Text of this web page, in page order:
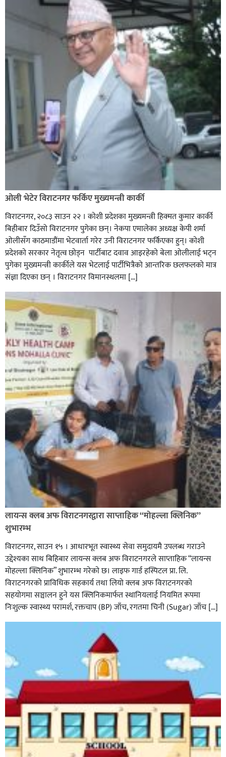
ओली भेटेर विराटनगर फर्किए मुख्यमन्त्री कार्की
विराटनगर, २०८३ साउन २२ । कोशी प्रदेशका मुख्यमन्त्री हिक्मत कुमार कार्की
बिहीबार दिउँसो विराटनगर पुगेका छन्। नेकपा एमालेका अध्यक्ष केपी शर्मा
ओलीसँग काठमाडौंमा भेटवार्ता गरेर उनी विराटनगर फर्किएका हुन्। काेशी
प्रदेशकाे सरकार नेतृत्व छाेड्न पार्टीबाट दवाव आइरहेकाे बेला ओलीलाई भट्न
पुगेका मुख्यमन्त्री कार्कीले यस भेटलाई पार्टीभित्रैको आन्तरिक छलफलकाे मात्र
संज्ञा दिएका छन् । विराटनगर विमानस्थलमा […]
लायन्स क्लब अफ विराटनगरद्वारा साप्ताहिक “मोहल्ला क्लिनिक”
शुभारम्भ
विराटनगर, साउन १५ । आधारभूत स्वास्थ्य सेवा समुदायमै उपलब्ध गराउने
उद्देश्यका साथ बिहिबार लायन्स क्लब अफ विराटनगरले साप्ताहिक “लायन्स
मोहल्ला क्लिनिक” शुभारम्भ गरेकाे छ। लाइफ गार्ड हस्पिटल प्रा. लि.
विराटनगरको प्राविधिक सहकार्य तथा लियो क्लब अफ विराटनगरको
सहयोगमा सञ्चालन हुने यस क्लिनिकमार्फत स्थानियलाई नियमित रूपमा
निःशुल्क स्वास्थ्य परामर्श, रक्तचाप (BP) जाँच, रगतमा चिनी (Sugar) जाँच […]